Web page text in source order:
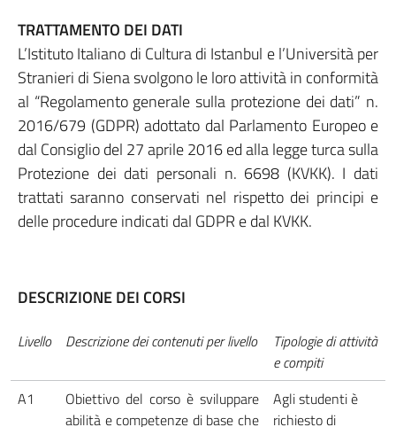
TRATTAMENTO DEI DATI
L’Istituto Italiano di Cultura di Istanbul e l’Università per
Stranieri di Siena svolgono le loro attività in conformità
al “Regolamento generale sulla protezione dei dati” n.
2016/679 (GDPR) adottato dal Parlamento Europeo e
dal Consiglio del 27 aprile 2016 ed alla legge turca sulla
Protezione dei dati personali n. 6698 (KVKK). I dati
trattati saranno conservati nel rispetto dei principi e
delle procedure indicati dal GDPR e dal KVKK.
DESCRIZIONE DEI CORSI
Livello Descrizione dei contenuti per livello
Tipologie di attività
e compiti
A1
Obiettivo del corso è sviluppare
abilità e competenze di base che
Agli studenti è
richiesto di